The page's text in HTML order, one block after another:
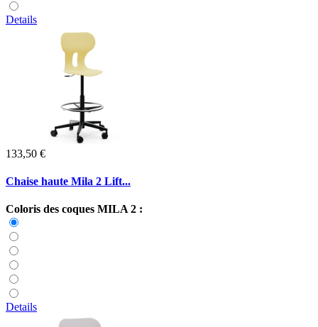
Details
133,50 €
Chaise haute Mila 2 Lift...
Coloris des coques MILA 2 :
Details